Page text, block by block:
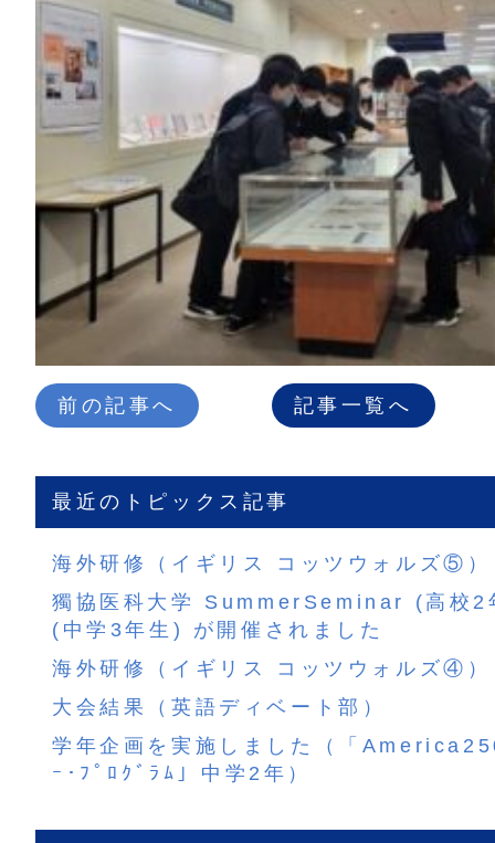
前の記事へ 記事一覧へ
最近のトピックス記事
海外研修（イギリス コッツウォルズ⑤）
獨協医科大学 SummerSeminar (高校2
(中学3年生) が開催されました
海外研修（イギリス コッツウォルズ④）
大会結果（英語ディベート部）
学年企画を実施しました（「
ｰ･ﾌﾟﾛｸﾞﾗﾑ」中学2年）